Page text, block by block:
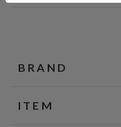
BRAND
ITEM